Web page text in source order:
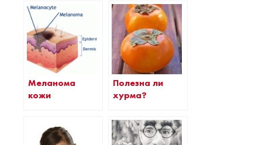
Меланома
кожи
Полезна ли
хурма?